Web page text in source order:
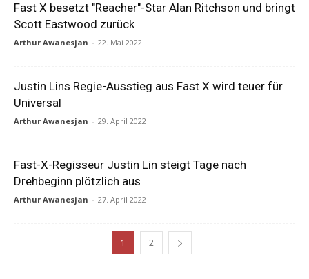
Fast X besetzt "Reacher"-Star Alan Ritchson und bringt
Scott Eastwood zurück
Arthur Awanesjan - 22. Mai 2022
Justin Lins Regie-Ausstieg aus Fast X wird teuer für
Universal
Arthur Awanesjan - 29. April 2022
Fast-X-Regisseur Justin Lin steigt Tage nach
Drehbeginn plötzlich aus
Arthur Awanesjan - 27. April 2022
1 2